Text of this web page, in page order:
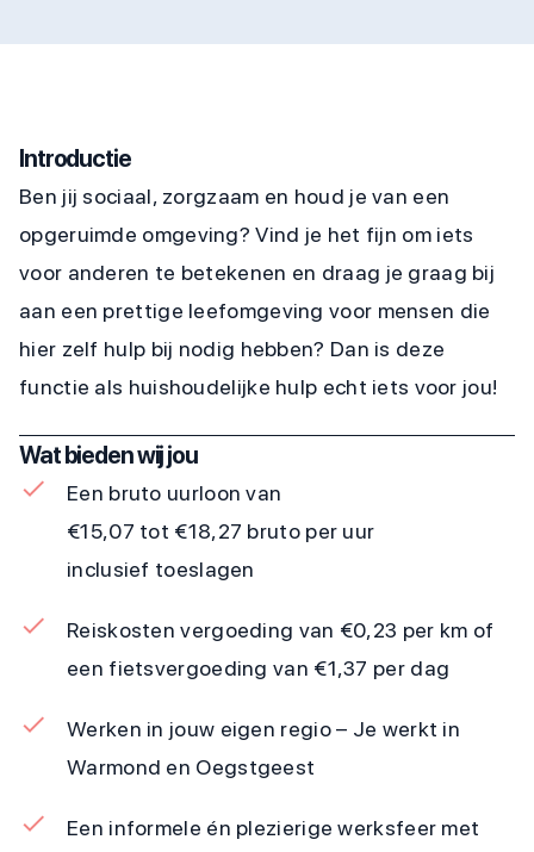
Introductie
Ben jij sociaal, zorgzaam en houd je van een
opgeruimde omgeving? Vind je het fijn om iets
voor anderen te betekenen en draag je graag bij
aan een prettige leefomgeving voor mensen die
hier zelf hulp bij nodig hebben? Dan is deze
functie als huishoudelijke hulp echt iets voor jou!
Wat bieden wij jou
Een bruto uurloon van
€15,07 tot €18,27 bruto per uur
inclusief toeslagen
Reiskosten vergoeding van €0,23 per km of
een fietsvergoeding van €1,37 per dag
Werken in jouw eigen regio – Je werkt in
Warmond en Oegstgeest
Een informele én plezierige werksfeer met